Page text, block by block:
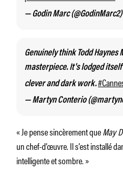
— Godin Marc (@GodinMarc2)
Genuinely think Todd Haynes
masterpiece. It's lodged itself
clever and dark work.
— Martyn Conterio
« Je pense sincèrement queMay
un chef-d’œuvre. Il s’est installé
intelligente et sombre. »